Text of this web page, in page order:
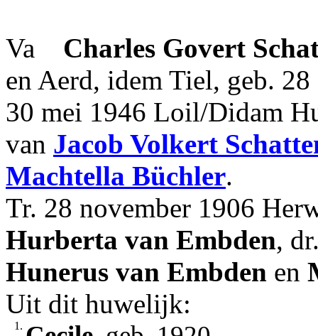
Va Charles Govert
en Aerd, idem Tiel, geb.
30 mei 1946 Loil/Didam
van Jacob Volkert
Machtella Büchler.
Tr. 28 november 1906
Hurberta van Embden,
Hunerus van Embden en
Uit dit huwelijk:
1.